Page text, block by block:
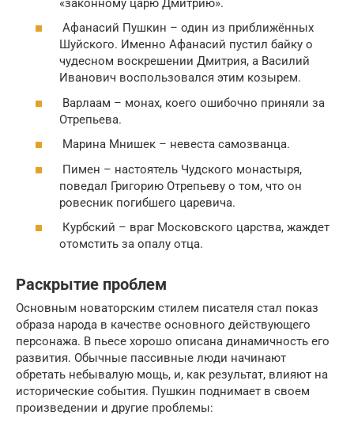
«законному царю Дмитрию».
Афанасий Пушкин – один из приближённых
Шуйского. Именно Афанасий пустил байку о
чудесном воскрешении Дмитрия, а Василий
Иванович воспользовался этим козырем.
Варлаам – монах, коего ошибочно приняли за
Отрепьева.
Марина Мнишек – невеста самозванца.
Пимен – настоятель Чудского монастыря,
поведал Григорию Отрепьеву о том, что он
ровесник погибшего царевича.
Курбский – враг Московского царства, жаждет
отомстить за опалу отца.
Раскрытие проблем
Основным новаторским стилем писателя стал показ
образа народа в качестве основного действующего
персонажа. В пьесе хорошо описана динамичность его
развития. Обычные пассивные люди начинают
обретать небывалую мощь, и, как результат, влияют на
исторические события. Пушкин поднимает в своем
произведении и другие проблемы: